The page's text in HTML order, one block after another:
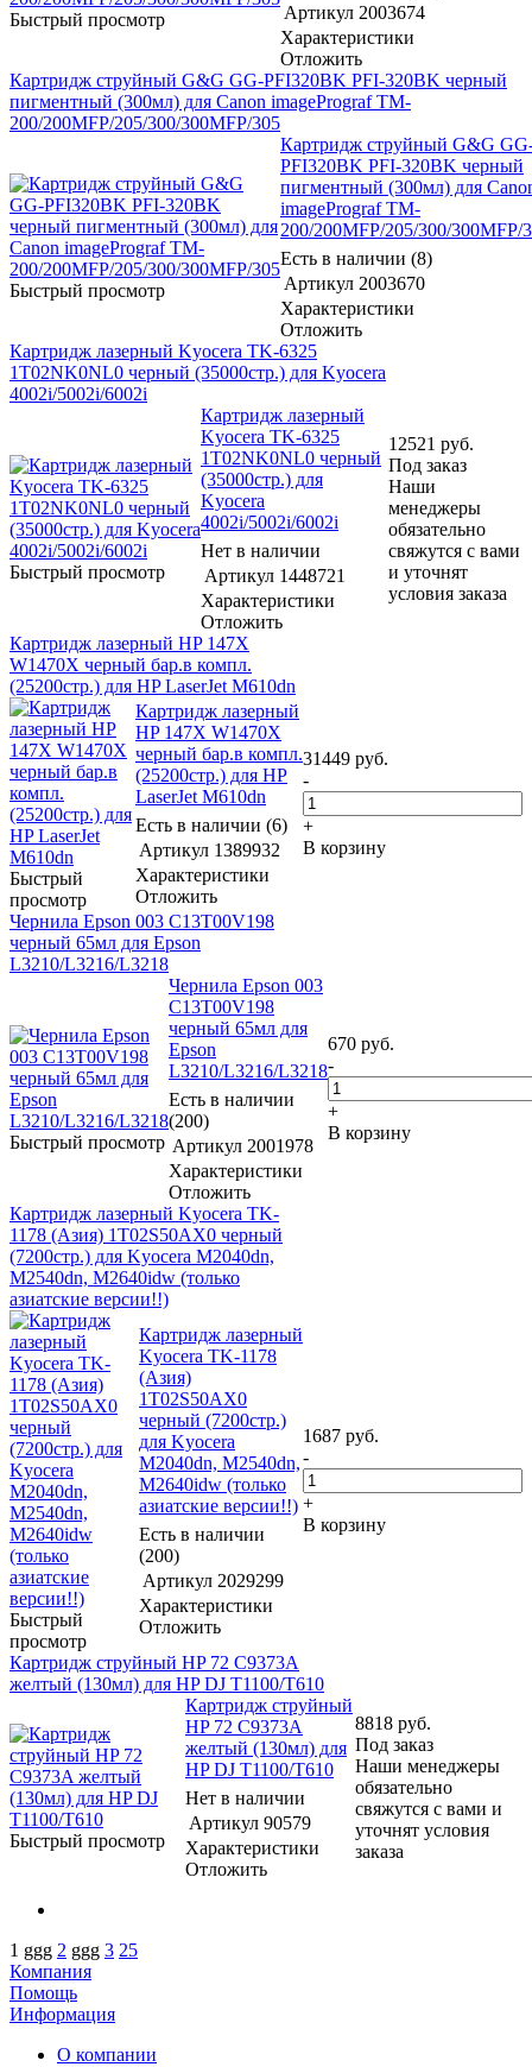
Быстрый просмотр
Артикул 2003674
Характеристики
Отложить
Картридж струйный G&G GG-PFI320BK PFI-320BK черный
пигментный (300мл) для Canon imagePrograf TM-
200/200MFP/205/300/300MFP/305
Быстрый просмотр
Картридж струйный G&G
PFI320BK PFI-320BK черный
пигментный (300мл) для
imagePrograf TM-
200/200MFP/205/300/300MFP/
Есть в наличии (8)
Артикул 2003670
Характеристики
Отложить
Картридж лазерный Kyocera TK-6325
1T02NK0NL0 черный (35000стр.) для Kyocera
4002i/5002i/6002i
Быстрый просмотр
Картридж лазерный
Kyocera TK-6325
1T02NK0NL0 черный
(35000стр.) для
Kyocera
4002i/5002i/6002i
Нет в наличии
Артикул 1448721
Характеристики
Отложить
12521 руб.
Под заказ
Наши
менеджеры
обязательно
свяжутся с вами
и уточнят
условия заказа
Картридж лазерный HP 147X
W1470X черный бар.в компл.
(25200стр.) для HP LaserJet M610dn
Быстрый
просмотр
Картридж лазерный
HP 147X W1470X
черный бар.в компл.
(25200стр.) для HP
LaserJet M610dn
Есть в наличии (6)
Артикул 1389932
Характеристики
Отложить
31449 руб.
-
+
В корзину
Чернила Epson 003 C13T00V198
черный 65мл для Epson
L3210/L3216/L3218
Быстрый просмотр
Чернила Epson 003
C13T00V198
черный 65мл для
Epson
L3210/L3216/L3218
Есть в наличии
(200)
Артикул 2001978
Характеристики
Отложить
670 руб.
-
+
В корзину
Картридж лазерный Kyocera TK-
1178 (Азия) 1T02S50AX0 черный
(7200стр.) для Kyocera M2040dn,
M2540dn, M2640idw (только
азиатские версии!!)
Быстрый
просмотр
Картридж лазерный
Kyocera TK-1178
(Азия)
1T02S50AX0
черный (7200стр.)
для Kyocera
M2040dn, M2540dn,
M2640idw (только
азиатские версии!!)
Есть в наличии
(200)
Артикул 2029299
Характеристики
Отложить
1687 руб.
-
+
В корзину
Картридж струйный HP 72 C9373A
желтый (130мл) для HP DJ T1100/T610
Быстрый просмотр
Картридж струйный
HP 72 C9373A
желтый (130мл) для
HP DJ T1100/T610
Нет в наличии
Артикул 90579
Характеристики
Отложить
8818 руб.
Под заказ
Наши менеджеры
обязательно
свяжутся с вами и
уточнят условия
заказа
1 ggg 2 ggg 3 25
Компания
Помощь
Информация
О компании